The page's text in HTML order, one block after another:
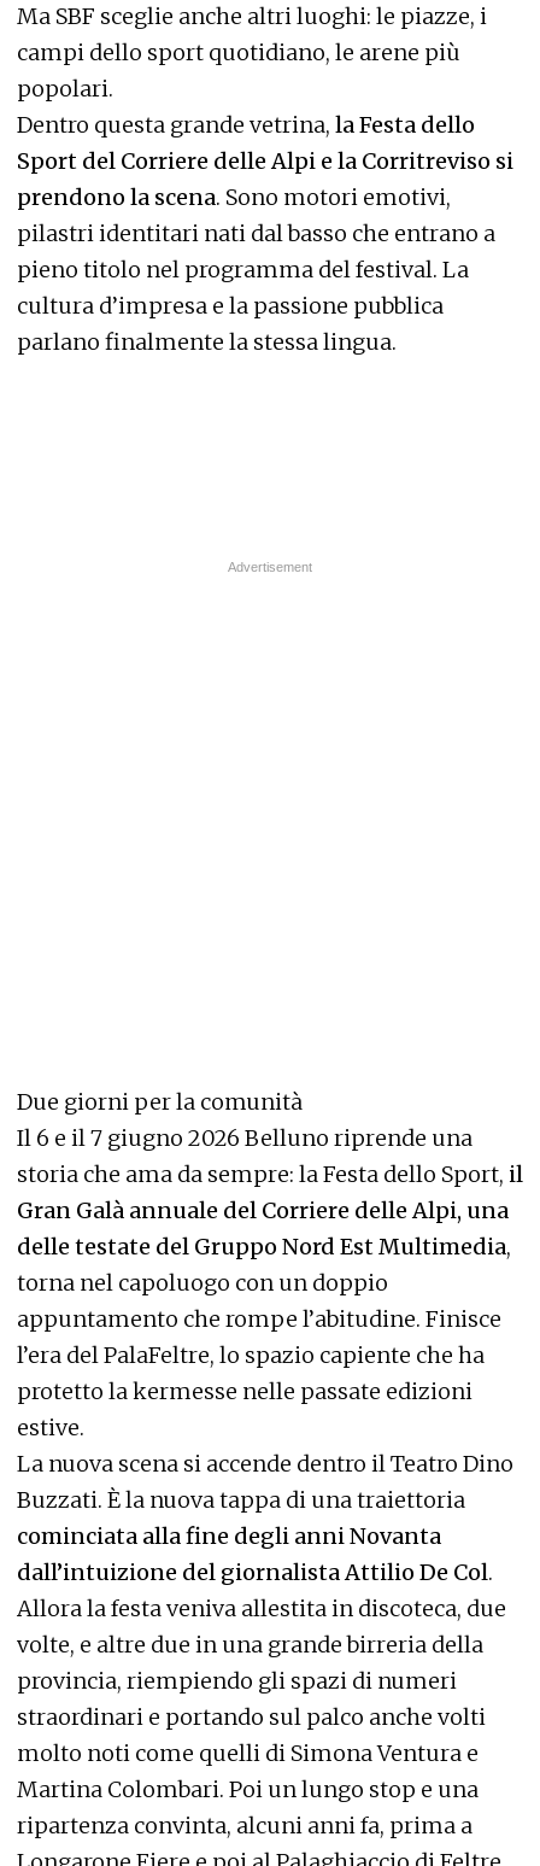
Ma SBF sceglie anche altri luoghi: le piazze, i
campi dello sport quotidiano, le arene più
popolari.
Dentro questa grande vetrina, la Festa dello
Sport del Corriere delle Alpi e la Corritreviso si
prendono la scena. Sono motori emotivi,
pilastri identitari nati dal basso che entrano a
pieno titolo nel programma del festival. La
cultura d’impresa e la passione pubblica
parlano finalmente la stessa lingua.
Due giorni per la comunità
Il 6 e il 7 giugno 2026 Belluno riprende una
storia che ama da sempre: la Festa dello Sport, il
Gran Galà annuale del Corriere delle Alpi, una
delle testate del Gruppo Nord Est Multimedia,
torna nel capoluogo con un doppio
appuntamento che rompe l’abitudine. Finisce
l’era del PalaFeltre, lo spazio capiente che ha
protetto la kermesse nelle passate edizioni
estive.
La nuova scena si accende dentro il Teatro Dino
Buzzati. È la nuova tappa di una traiettoria
cominciata alla fine degli anni Novanta
dall’intuizione del giornalista Attilio De Col.
Allora la festa veniva allestita in discoteca, due
volte, e altre due in una grande birreria della
provincia, riempiendo gli spazi di numeri
straordinari e portando sul palco anche volti
molto noti come quelli di Simona Ventura e
Martina Colombari. Poi un lungo stop e una
ripartenza convinta, alcuni anni fa, prima a